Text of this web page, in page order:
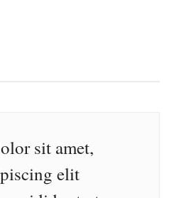
sit amet,
elit